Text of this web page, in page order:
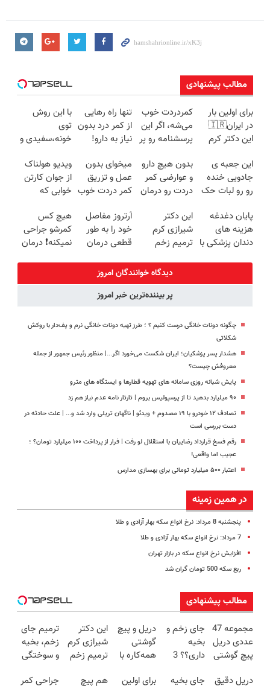
مطالب پیشنهادی
برای اولین بار
در ایران🇮🇷
این دکتر کرم
روزه ساخت!
کمردردت خوب
می‌شه، اگر این
پرسشنامه رو پر
تنها راه رهایی
از کمر درد بدون
نیاز به دارو!
با این روش
توی
خونه،سفیدی و
برگردون
(40%off)
این جعبه ی
جادویی خنده
رو رو لبات حک
خرید40%تخفیف
بدون هیچ دارو
و عوارضی کمر
دردت رو درمان
(پرسش‌نامه)
میخوای بدون
عمل و تزریق
کمر دردت خوب
◂پرسش‌نامه رو
پرکن
ویدیو هولناک
از جوان کارتن
خوابی که
آموزش رایگان
پایان دغدغه
هزینه های
دندان پزشکی با
این دکتر
شیرازی کرم
ترمیم زخم
ساخت!!!
آرتروز مفاصل
خود را به طور
قطعی درمان
◗پرسش‌نامه◖
هیچ کس
کمرشو جراحی
نمیکنه❗ درمان
(پرسشنامه)
دیدگاه خوانندگان امروز
پر بیننده‌ترین خبر امروز
چگونه دونات خانگی درست کنیم ؟ ؛ طرز تهیه دونات خانگی نرم و پف‌دار با روکش
شکلاتی
هشدار پسر پزشکیان؛ ایران شکست می‌خورد اگر...| منظور رئیس جمهور از جمله
معروفش چیست؟
پایش شبانه روزی سامانه های تهویه قطارها و ایستگاه های مترو
۹۰ میلیارد بدهید تا از پرسپولیس بروم | تارتار نامه عدم نیاز هم زد
تصادف ۱۲ خودرو با ۱۹ مصدوم + ویدئو | ناگهان تریلی وارد شد و... | علت حادثه در
دست بررسی است
رقم فسخ قرارداد رضاییان با استقلال لو رفت | فرار از پرداخت ۱۰۰ میلیارد تومان؟ ؛
عجیب اما واقعی!
اعتبار ۵۰۰ میلیارد تومانی برای بهسازی مدارس
در همین زمینه
پنجشنبه 8 مرداد: نرخ انواع سکه بهار آزادی و طلا
7 مرداد: نرخ انواع سکه بهار آزادی و طلا
افزایش نرخ انواع سکه در بازار تهران
ربع سکه 500 تومان گران شد
مطالب پیشنهادی
مجموعه 47
عددی دریل
پیچ گوشتی
(تخفیف به
جای زخم و
بخیه
داری؟؟ 3
محوش کن!
دریل و پیچ
گوشتی
همه‌کاره با
هوشمند ⚙️
این دکتر
شیرازی کرم
ترمیم زخم
ساخت!!!
ترمیم جای
زخم، بخیه
و سوختگی
هفته!!😍
دریل دقیق
جای بخیه
برای اولین
هم پیچ
جراحی کمر